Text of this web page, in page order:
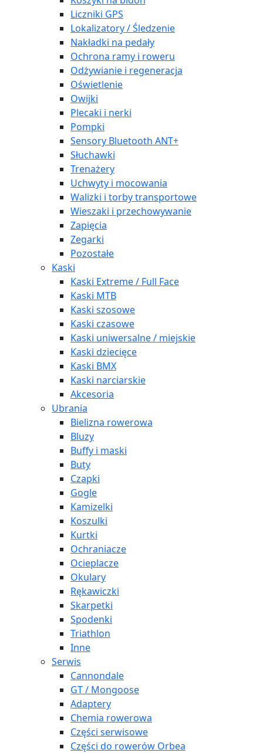
Liczniki GPS
Lokalizatory / Śledzenie
Nakładki na pedały
Ochrona ramy i roweru
Odżywianie i regeneracja
Oświetlenie
Owijki
Plecaki i nerki
Pompki
Sensory Bluetooth ANT+
Słuchawki
Trenażery
Uchwyty i mocowania
Walizki i torby transportowe
Wieszaki i przechowywanie
Zapięcia
Zegarki
Pozostałe
Kaski
Kaski Extreme / Full Face
Kaski MTB
Kaski szosowe
Kaski czasowe
Kaski uniwersalne / miejskie
Kaski dziecięce
Kaski BMX
Kaski narciarskie
Akcesoria
Ubrania
Bielizna rowerowa
Bluzy
Buffy i maski
Buty
Czapki
Gogle
Kamizelki
Koszulki
Kurtki
Ochraniacze
Ocieplacze
Okulary
Rękawiczki
Skarpetki
Spodenki
Triathlon
Inne
Serwis
Cannondale
GT / Mongoose
Adaptery
Chemia rowerowa
Części serwisowe
Części do rowerów Orbea